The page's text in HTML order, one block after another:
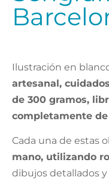
Ilustración en
artesanal,
de 300 gramos,
completamente
Cada una de estas
mano, utilizando
dibujos detallados